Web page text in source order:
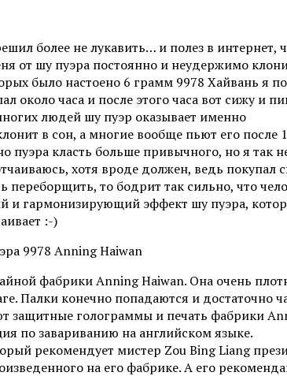
более не лукавить… и полез в интернет,
от шу пуэра постоянно и неудержимо
было настоено 6 грамм 9978 Хайвань я
около часа и после этого часа вот сижу и
людей шу пуэр оказывает именно
в сон, а многие вообще пьют его после
пуэра класть больше привычного, но я так
хотя вроде должен, ведь покупал
то бодрит так сильно, что
и гармонизирующий эффект шу пуэра,
:-)
фабрики Anning Haiwan. Она очень
Палки конечно попадаются и достаточно
защитные голограммы и печать фабрики
по завариванию на английском языке.
рекомендует мистер Zou Bing Liang
на его фабрике. А его